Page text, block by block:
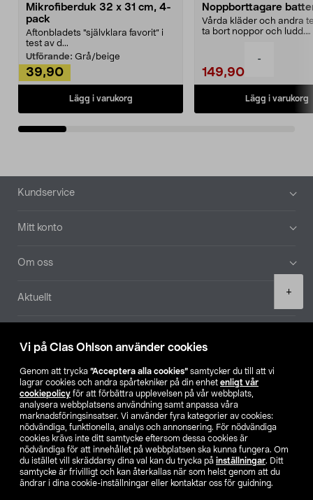
Vi på Clas Ohlson använder cookies
Genom att trycka ”Acceptera alla cookies” samtycker du till att vi
lagrar cookies och andra spårtekniker på din enhet enligt vår
cookiepolicy för att förbättra upplevelsen på vår webbplats,
analysera webbplatsens användning samt anpassa våra
marknadsföringsinsatser. Vi använder fyra kategorier av cookies:
nödvändiga, funktionella, analys och annonsering. För nödvändiga
cookies krävs inte ditt samtycke eftersom dessa cookies är
nödvändiga för att innehållet på webbplatsen ska kunna fungera. Om
du istället vill skräddarsy dina val kan du trycka på inställningar. Ditt
samtycke är frivilligt och kan återkallas när som helst genom att du
ändrar i dina cookie-inställningar eller kontaktar oss för guidning.
-
+
Mikrofiberduk 32 x 31 cm, 4-
pack
Aftonbladets "självklara favorit” i
test av d...
Utförande: Grå/beige
39,90
Lägg i varukorg
Noppborttagare
Vårda kläder och andra
ta bort noppor och ludd.
149,90
Lägg i varukorg
Sidfot
Kundservice
Mitt konto
Om oss
Aktuellt
Hitta butik
SE NO FI